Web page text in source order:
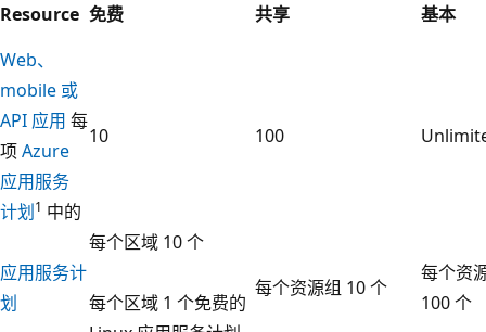
Resource 免费 共享
基本
Web、
mobile 或
API 应用 每
项Azure
应用服务
计划1 中的
10 100
应用服务计
划
每个区域 10 个
每个区域 1 个免费的
每个资源组 10 个
每个资
100 个